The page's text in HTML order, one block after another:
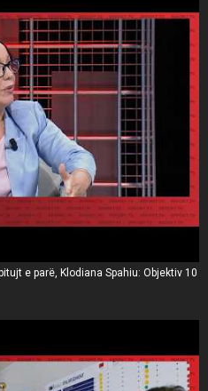
e parë, Klodiana Spahiu: Objektiv 10